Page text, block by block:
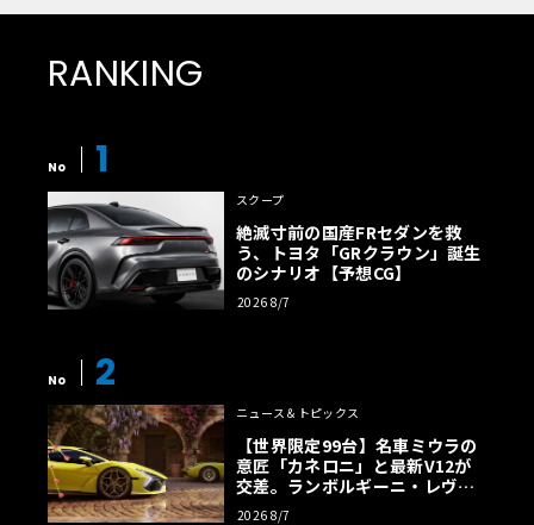
RANKING
No 1
スクープ
絶滅寸前の国産FRセダンを救
う、トヨタ「GRクラウン」誕生
のシナリオ【予想CG】
2026 8/7
No 2
ニュース＆トピックス
【世界限定99台】名車ミウラの
意匠「カネロニ」と最新V12が
交差。ランボルギーニ・レヴエ
ルトに60周年記念車が登場
2026 8/7